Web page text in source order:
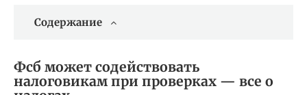
Содержание
Фсб может содействовать
налоговикам при проверках — все о